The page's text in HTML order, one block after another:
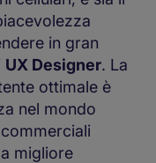
in gran
UX Designer. La
ottimale è
nel mondo
migliore